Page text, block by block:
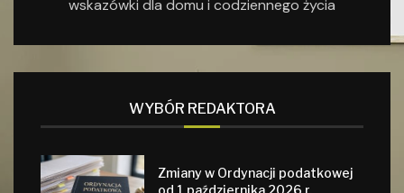
wskazówki dla domu i codziennego życia
WYBÓR REDAKTORA
Zmiany w Ordynacji podatkowej
od 1 października 2026 r.